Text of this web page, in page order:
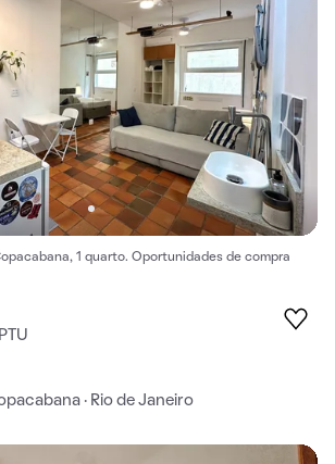
1 quarto. Oportunidades de compra
· Rio de Janeiro